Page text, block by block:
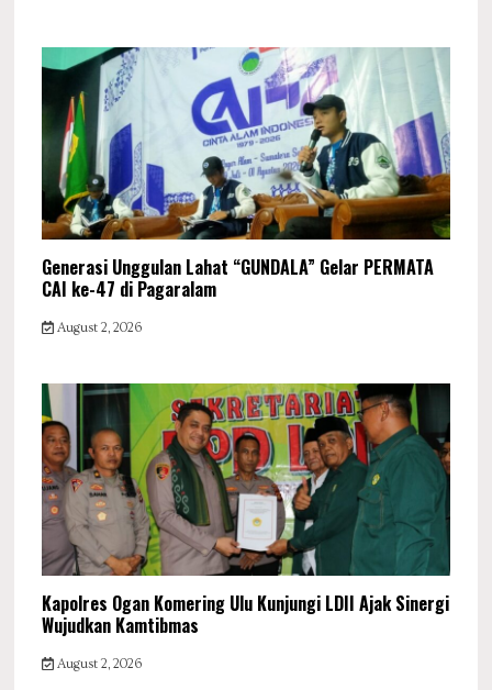
Generasi Unggulan Lahat “GUNDALA” Gelar PERMATA
CAI ke-47 di Pagaralam
August 2, 2026
Kapolres Ogan Komering Ulu Kunjungi LDII Ajak Sinergi
Wujudkan Kamtibmas
August 2, 2026